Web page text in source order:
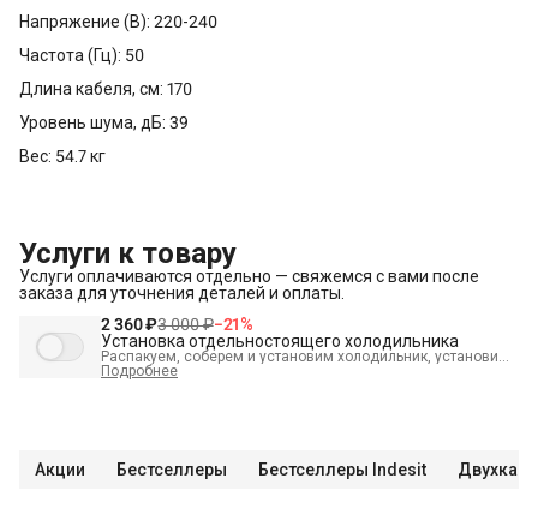
Напряжение (В): 220-240
Частота (Гц): 50
Длина кабеля, см: 170
Уровень шума, дБ: 39
Вес: 54.7 кг
Услуги к товару
Услуги оплачиваются отдельно — свяжемся с вами после
заказа для уточнения деталей и оплаты.
2 360 ₽3 000 ₽−21%
Установка отдельностоящего холодильника
Распакуем, соберем и установим холодильник, установим
полки, выставим по уровню, подключим к электросети и
КАД)Выставление по уровнюПодключение к готовым
Подробнее
Акции Бестселлеры Бестселлеры Indesit